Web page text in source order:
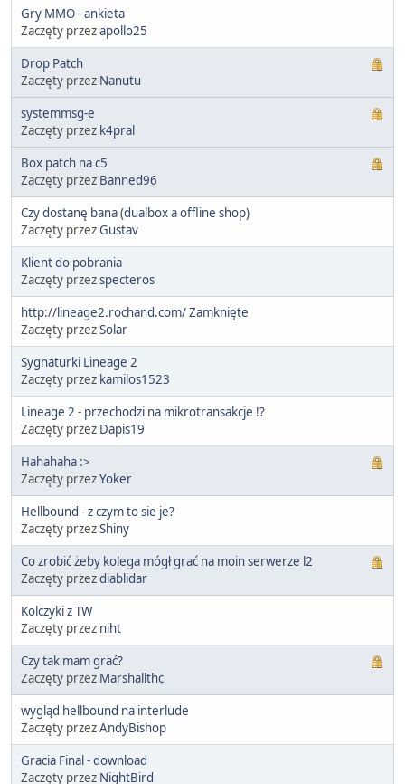
Gry MMO - ankieta
Zaczęty przezapollo25
Drop Patch
Zaczęty przez Nanutu
systemmsg-e
Zaczęty przez k4pral
Box patch na c5
Zaczęty przez Banned96
Czy dostanę bana (dualbox a offline shop)
Zaczęty przezGustav
Klient do pobrania
Zaczęty przezspecteros
http://lineage2.rochand.com/ Zamknięte
Zaczęty przezSolar
Sygnaturki Lineage 2
Zaczęty przez kamilos1523
Lineage 2 - przechodzi na mikrotransakcje !?
Zaczęty przez Dapis19
Hahahaha :>
Zaczęty przezYoker
Hellbound - z czym to sie je?
Zaczęty przezShiny
Co zrobić żeby kolega mógł grać na moin serwerze l2
Zaczęty przezdiablidar
Kolczyki z TW
Zaczęty przez niht
Czy tak mam grać?
Zaczęty przez Marshallthc
wygląd hellbound na interlude
Zaczęty przezAndyBishop
Gracia Final - download
Zaczęty przez NightBird